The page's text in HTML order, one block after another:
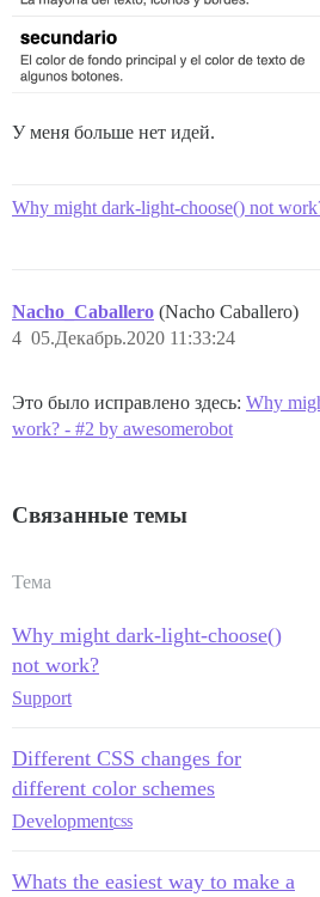
У меня больше нет идей.
Why might dark-light-choose() not
Nacho_Caballero (Nacho Caballero)
05.Декабрь.2020 11:33:24
4
Это было исправлено здесь: Why
work? - #2 by awesomerobot
Связанные темы
Тема
Why might dark-light-choose()
not work?
Support
Different CSS changes for
different color schemes
Developmentcss
Whats the easiest way to make a